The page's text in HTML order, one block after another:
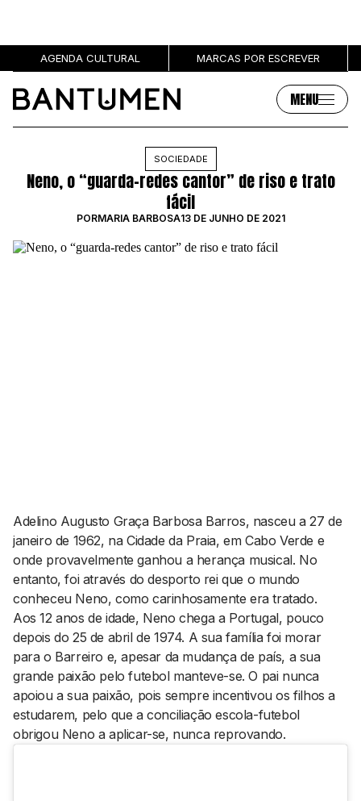
AGENDA CULTURAL MARCAS POR ESCREVER
MENU
MÚSICA
GRL PWR
Sobre
SOBRE NÓS
PUBLICIDADE
MARCAS
Contactos
EMAIL
GERAL@BANTUMEN.COM
WHATSAPP
+351 912 127 577
Pesquisar
SOCIEDADE
Neno, o “guarda-redes cantor” de riso e trato
fácil
PORMARIA BARBOSA13 DE JUNHO DE 2021
Adelino Augusto Graça Barbosa Barros, nasceu a 27 de
janeiro de 1962, na Cidade da Praia, em Cabo Verde e
onde provavelmente ganhou a herança musical. No
entanto, foi através do desporto rei que o mundo
conheceu Neno, como carinhosamente era tratado.
Aos 12 anos de idade, Neno chega a Portugal, pouco
depois do 25 de abril de 1974. A sua família foi morar
para o Barreiro e, apesar da mudança de país, a sua
grande paixão pelo futebol manteve-se. O pai nunca
apoiou a sua paixão, pois sempre incentivou os filhos a
estudarem, pelo que a conciliação escola-futebol
obrigou Neno a aplicar-se, nunca reprovando.